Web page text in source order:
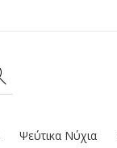
Ψεύτικα Νύχια